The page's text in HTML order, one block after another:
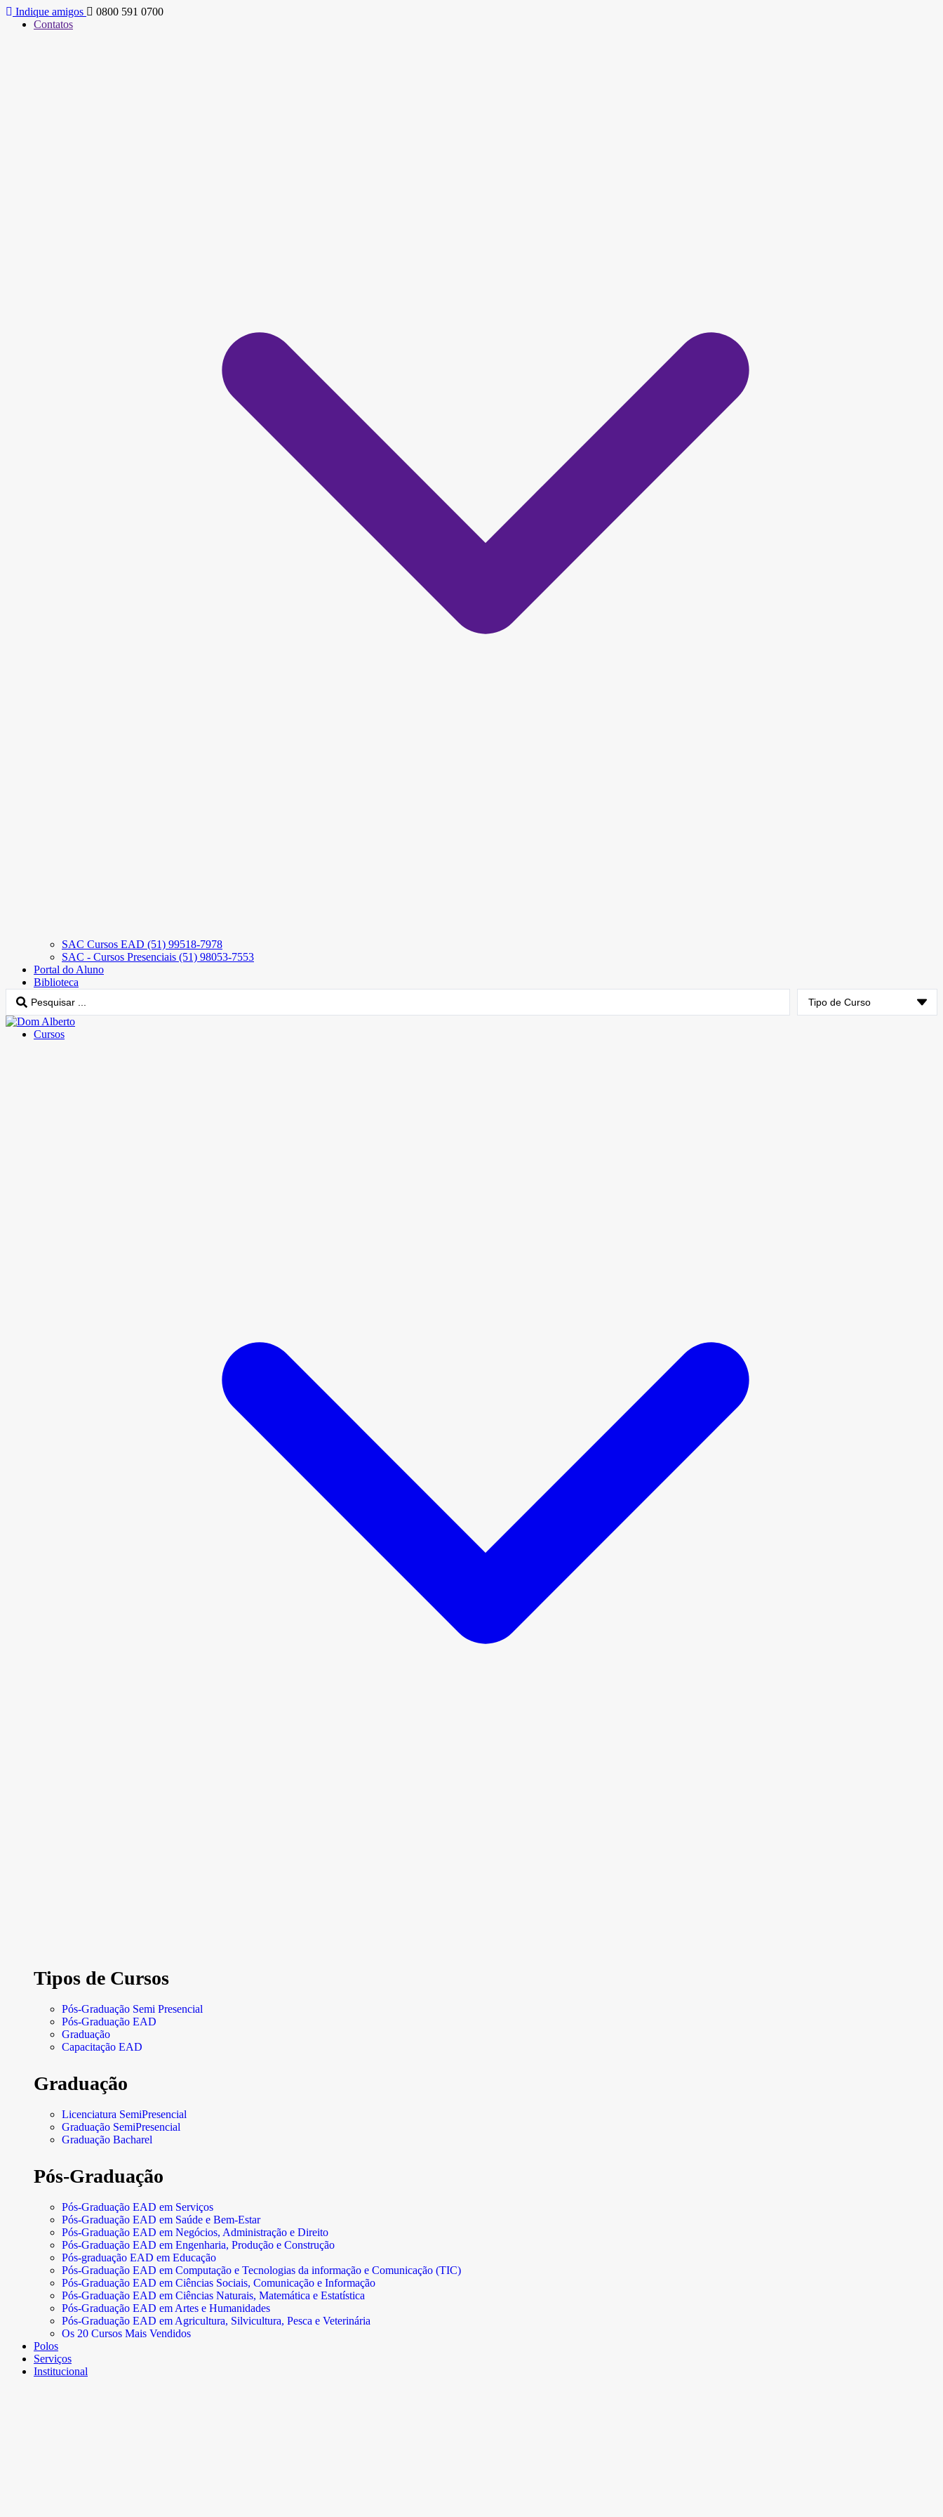
Indique amigos
0800 591 0700
Contatos
SAC Cursos EAD (51) 99518-7978
SAC - Cursos Presenciais (51) 98053-7553
Portal do Aluno
Biblioteca
Cursos
Tipos de Cursos
Pós-Graduação Semi Presencial
Pós-Graduação EAD
Graduação
Capacitação EAD
Graduação
Licenciatura SemiPresencial
Graduação SemiPresencial
Graduação Bacharel
Pós-Graduação
Pós-Graduação EAD em Serviços
Pós-Graduação EAD em Saúde e Bem-Estar
Pós-Graduação EAD em Negócios, Administração e Direito
Pós-Graduação EAD em Engenharia, Produção e Construção
Pós-graduação EAD em Educação
Pós-Graduação EAD em Computação e Tecnologias da informação e Comunicação (TIC)
Pós-Graduação EAD em Ciências Sociais, Comunicação e Informação
Pós-Graduação EAD em Ciências Naturais, Matemática e Estatística
Pós-Graduação EAD em Artes e Humanidades
Pós-Graduação EAD em Agricultura, Silvicultura, Pesca e Veterinária
Os 20 Cursos Mais Vendidos
Polos
Serviços
Institucional